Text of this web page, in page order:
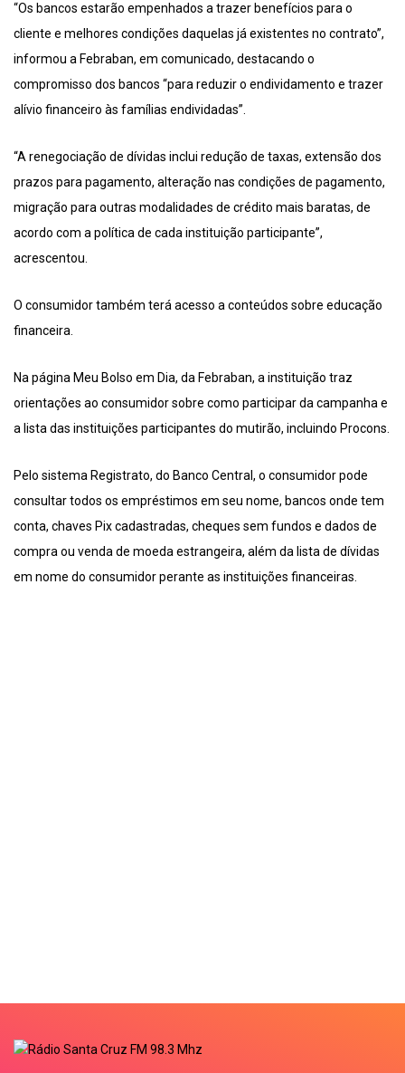
“Os bancos estarão empenhados a trazer benefícios para o
cliente e melhores condições daquelas já existentes no contrato”,
informou a Febraban, em comunicado, destacando o
compromisso dos bancos “para reduzir o endividamento e trazer
alívio financeiro às famílias endividadas”.
“A renegociação de dívidas inclui redução de taxas, extensão dos
prazos para pagamento, alteração nas condições de pagamento,
migração para outras modalidades de crédito mais baratas, de
acordo com a política de cada instituição participante”,
acrescentou.
O consumidor também terá acesso a conteúdos sobre educação
financeira.
Na página Meu Bolso em Dia, da Febraban, a instituição traz
orientações ao consumidor sobre como participar da campanha e
a lista das instituições participantes do mutirão, incluindo Procons.
Pelo sistema Registrato, do Banco Central, o consumidor pode
consultar todos os empréstimos em seu nome, bancos onde tem
conta, chaves Pix cadastradas, cheques sem fundos e dados de
compra ou venda de moeda estrangeira, além da lista de dívidas
em nome do consumidor perante as instituições financeiras.